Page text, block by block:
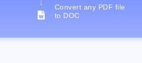
Convert any PDF file
to DOC